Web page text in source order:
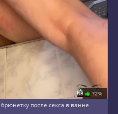
72%
после секса в ванне